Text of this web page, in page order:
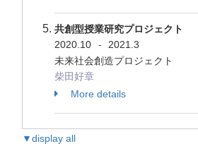
共創型授業研究プロジェクト
2020.10
-
2021.3
未来社会創造プロジェクト
柴田好章
More details
▼display all